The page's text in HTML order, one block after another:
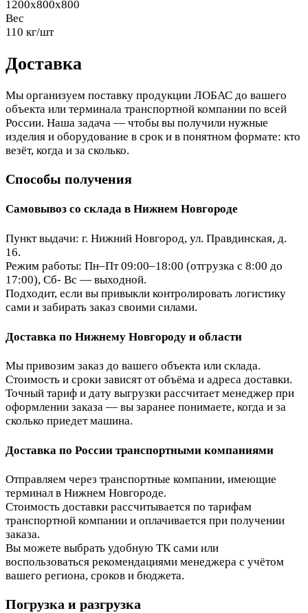
1200x800x800
Вес
110 кг/шт
Доставка
Мы организуем поставку продукции ЛОБАС до вашего
объекта или терминала транспортной компании по всей
России. Наша задача — чтобы вы получили нужные
изделия и оборудование в срок и в понятном формате: кто
везёт, когда и за сколько.
Способы получения
Самовывоз со склада в Нижнем Новгороде
Пункт выдачи: г. Нижний Новгород, ул. Правдинская, д.
16.
Режим работы: Пн–Пт 09:00–18:00 (отгрузка с 8:00 до
17:00), Сб- Вс — выходной.
Подходит, если вы привыкли контролировать логистику
сами и забирать заказ своими силами.
Доставка по Нижнему Новгороду и области
Мы привозим заказ до вашего объекта или склада.
Стоимость и сроки зависят от объёма и адреса доставки.
Точный тариф и дату выгрузки рассчитает менеджер при
оформлении заказа — вы заранее понимаете, когда и за
сколько приедет машина.
Доставка по России транспортными компаниями
Отправляем через транспортные компании, имеющие
терминал в Нижнем Новгороде.
Стоимость доставки рассчитывается по тарифам
транспортной компании и оплачивается при получении
заказа.
Вы можете выбрать удобную ТК сами или
воспользоваться рекомендациями менеджера с учётом
вашего региона, сроков и бюджета.
Погрузка и разгрузка